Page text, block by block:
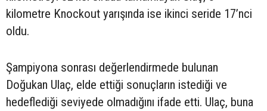
kilometre Knockout yarışında ise ikinci seride 17’nci
oldu.
Şampiyona sonrası değerlendirmede bulunan
Doğukan Ulaç, elde ettiği sonuçların istediği ve
hedeflediği seviyede olmadığını ifade etti. Ulaç, buna